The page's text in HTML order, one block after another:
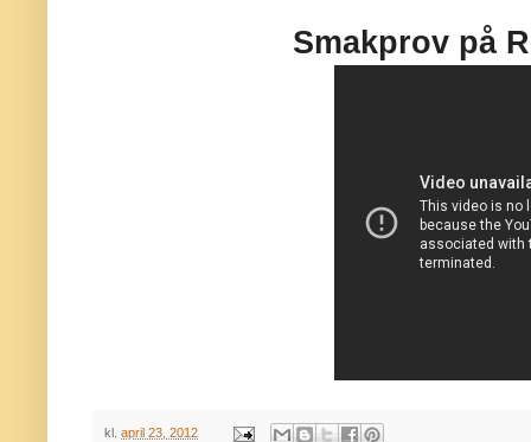
Smakprov på
kl. april 23, 2012